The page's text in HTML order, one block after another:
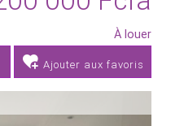
À louer
Ajouter aux favoris